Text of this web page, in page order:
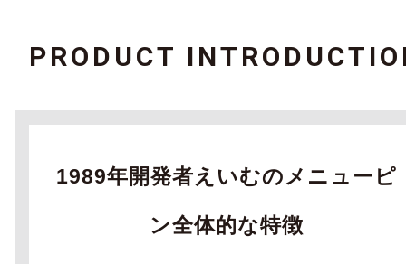
PRODUCT
1989年開発者えいむのメニューピ
ン全体的な特徴